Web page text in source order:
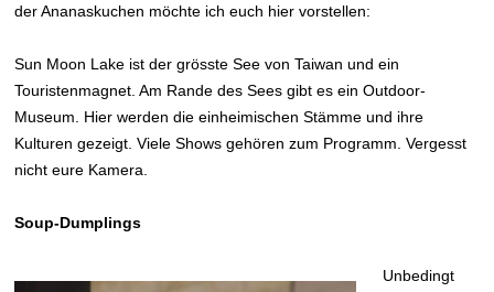
der Ananaskuchen möchte ich euch hier vorstellen:
Sun Moon Lake ist der grösste See von Taiwan und ein
Touristenmagnet. Am Rande des Sees gibt es ein Outdoor-
Museum. Hier werden die einheimischen Stämme und ihre
Kulturen gezeigt. Viele Shows gehören zum Programm. Vergesst
nicht eure Kamera.
Soup-Dumplings
Unbedingt